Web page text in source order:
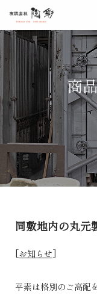
商
同敷地内の丸元
[お知らせ]
平素は格別のご高配